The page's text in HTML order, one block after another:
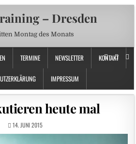
– Dresden
Montag des Monats
TERMINE NEWSLETTER KONTAKT
IMPRESSUM
heute mal
14. JUNI 2015